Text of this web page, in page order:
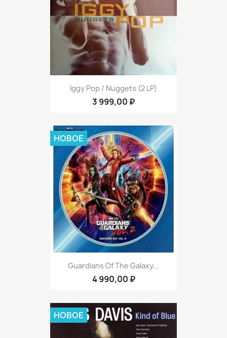
Iggy Pop ‎/ Nuggets (2 LP)
3 999,00 ₽
Guardians Of The Galaxy...
4 990,00 ₽
НОВОЕ
НОВОЕ